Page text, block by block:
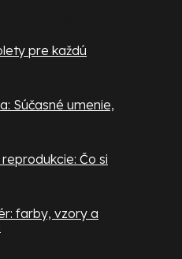
pre každú
Súčasné umenie,
Čo si
farby, vzory a